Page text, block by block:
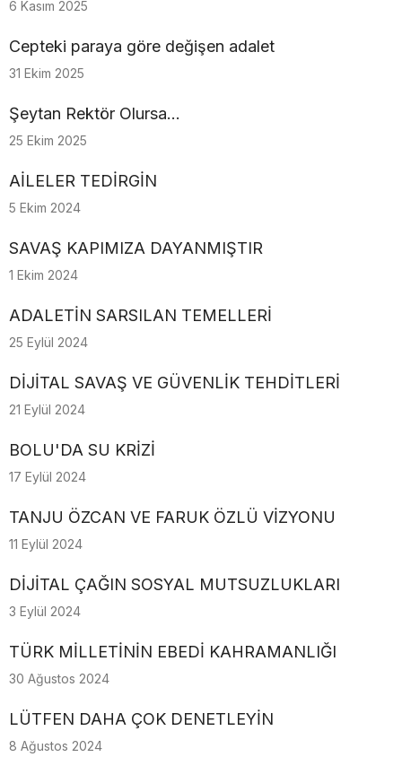
6 Kasım 2025
Cepteki paraya göre değişen adalet
31 Ekim 2025
Şeytan Rektör Olursa…
25 Ekim 2025
AİLELER TEDİRGİN
5 Ekim 2024
SAVAŞ KAPIMIZA DAYANMIŞTIR
1 Ekim 2024
ADALETİN SARSILAN TEMELLERİ
25 Eylül 2024
DİJİTAL SAVAŞ VE GÜVENLİK TEHDİTLERİ
21 Eylül 2024
BOLU'DA SU KRİZİ
17 Eylül 2024
TANJU ÖZCAN VE FARUK ÖZLÜ VİZYONU
11 Eylül 2024
DİJİTAL ÇAĞIN SOSYAL MUTSUZLUKLARI
3 Eylül 2024
TÜRK MİLLETİNİN EBEDİ KAHRAMANLIĞI
30 Ağustos 2024
LÜTFEN DAHA ÇOK DENETLEYİN
8 Ağustos 2024